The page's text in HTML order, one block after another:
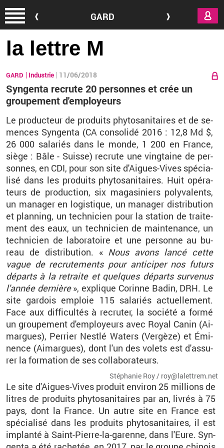
GARD
la lettre M
GARD Industrie 11/06/2018
Syngenta recrute 20 personnes et crée un
groupement d'employeurs
Le pro­duc­teur de pro­duits phy­to­sa­ni­taires et de se­
mences Syn­genta (CA conso­lidé 2016 : 12,8 Md $,
26 000 sa­la­riés dans le monde, 1 200 en France,
siège : Bâle - Suisse) re­crute une ving­taine de per­
sonnes, en CDI, pour son site d'Aigues-Vives spé­cia­
lisé dans les pro­duits phy­to­sa­ni­taires. Huit opé­ra­
teurs de pro­duc­tion, six ma­ga­si­niers po­ly­va­lents,
un ma­na­ger en lo­gis­tique, un ma­na­ger dis­tri­bu­tion
et plan­ning, un tech­ni­cien pour la sta­tion de trai­te­
ment des eaux, un tech­ni­cien de main­te­nance, un
tech­ni­cien de la­bo­ra­toire et une per­sonne au bu­
reau de dis­tri­bu­tion. « Nous avons lancé cette
vague de re­cru­te­ments pour an­ti­ci­per nos fu­turs
dé­parts à la re­traite et quelques dé­parts sur­ve­nus
l'an­née der­nière », ex­plique Co­rinne Badin, DRH. Le
site gar­dois em­ploie 115 sa­la­riés ac­tuel­le­ment.
Face aux dif­fi­cul­tés à re­cru­ter, la so­ciété a formé
un grou­pe­ment d'em­ployeurs avec Royal Canin (Ai­
margues), Per­rier Nestlé Wa­ters (Ver­gèze) et Émi­
nence (Ai­margues), dont l'un des vo­lets est d'as­su­
rer la for­ma­tion de ses col­la­bo­ra­teurs.
Sté­pha­nie Roy / roy@​la­let­trem.​net
Le site d'Aigues-Vives pro­duit en­vi­ron 25 mil­lions de
litres de pro­duits phy­to­sa­ni­taires par an, li­vrés à 75
pays, dont la France. Un autre site en France est
spé­cia­lisé dans les pro­duits phy­to­sa­ni­taires, il est
im­planté à Saint-Pierre-la-ga­renne, dans l'Eure. Syn­